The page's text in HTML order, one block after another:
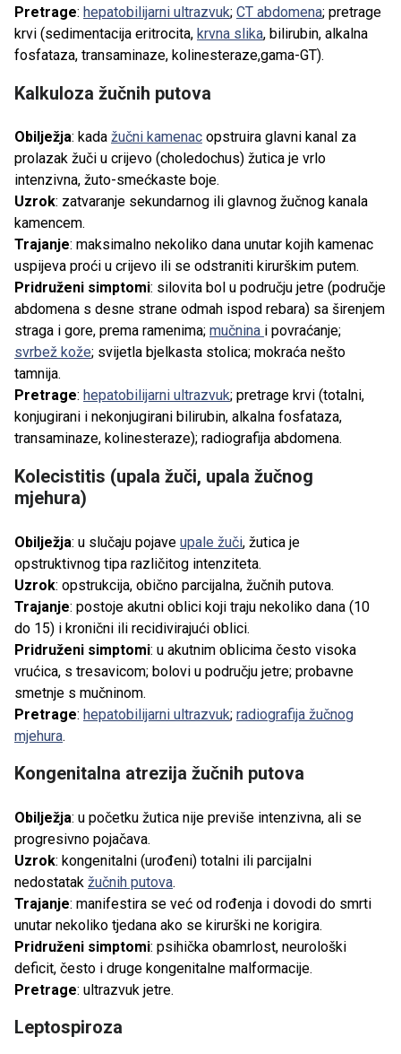
Pretrage: hepatobilijarni ultrazvuk; CT abdomena; pretrage
krvi (sedimentacija eritrocita, krvna slika, bilirubin, alkalna
fosfataza, transaminaze, kolinesteraze,gama-GT).
Kalkuloza žučnih putova
Obilježja: kada žučni kamenac opstruira glavni kanal za
prolazak žuči u crijevo (choledochus) žutica je vrlo
intenzivna, žuto-smećkaste boje.
Uzrok: zatvaranje sekundarnog ili glavnog žučnog kanala
kamencem.
Trajanje: maksimalno nekoliko dana unutar kojih kamenac
uspijeva proći u crijevo ili se odstraniti kirurškim putem.
Pridruženi simptomi: silovita bol u području jetre (područje
abdomena s desne strane odmah ispod rebara) sa širenjem
straga i gore, prema ramenima; mučnina i povraćanje;
svrbež kože; svijetla bjelkasta stolica; mokraća nešto
tamnija.
Pretrage: hepatobilijarni ultrazvuk; pretrage krvi (totalni,
konjugirani i nekonjugirani bilirubin, alkalna fosfataza,
transaminaze, kolinesteraze); radiografija abdomena.
Kolecistitis (upala žuči, upala žučnog
mjehura)
Obilježja: u slučaju pojave upale žuči, žutica je
opstruktivnog tipa različitog intenziteta.
Uzrok: opstrukcija, obično parcijalna, žučnih putova.
Trajanje: postoje akutni oblici koji traju nekoliko dana (10
do 15) i kronični ili recidivirajući oblici.
Pridruženi simptomi: u akutnim oblicima često visoka
vrućica, s tresavicom; bolovi u području jetre; probavne
smetnje s mučninom.
Pretrage: hepatobilijarni ultrazvuk; radiografija žučnog
mjehura.
Kongenitalna atrezija žučnih putova
Obilježja: u početku žutica nije previše intenzivna, ali se
progresivno pojačava.
Uzrok: kongenitalni (urođeni) totalni ili parcijalni
nedostatak žučnih putova.
Trajanje: manifestira se već od rođenja i dovodi do smrti
unutar nekoliko tjedana ako se kirurški ne korigira.
Pridruženi simptomi: psihička obamrlost, neurološki
deficit, često i druge kongenitalne malformacije.
Pretrage: ultrazvuk jetre.
Leptospiroza